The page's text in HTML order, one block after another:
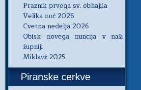
Praznik prvega sv. obhajila
Velika noč 2026
Cvetna nedelja 2026
Obisk novega nuncija v naši
župniji
Miklavž 2025
Piranske cerkve